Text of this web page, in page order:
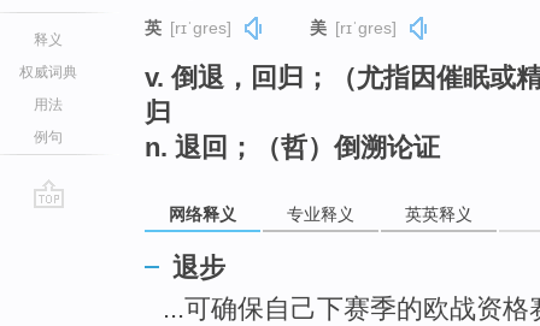
释义
权威词典
用法
例句
英 [rɪˈɡres] 美 [rɪˈɡres]
v. 倒退，回归；（尤指因催眠或
归
n. 退回；（哲）倒溯论证
网络释义 专业释义 英英释义
退步
...可确保自己下赛季的欧战资